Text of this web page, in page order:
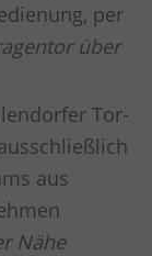
per
über
Tor-
aus
Nähe